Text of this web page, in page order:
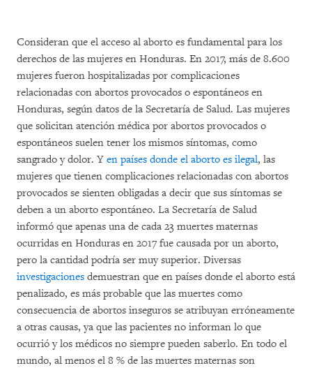
Consideran que el acceso al aborto es fundamental para los
derechos de las mujeres en Honduras. En 2017, más de 8.600
mujeres fueron hospitalizadas por complicaciones
relacionadas con abortos provocados o espontáneos en
Honduras, según datos de la Secretaría de Salud. Las mujeres
que solicitan atención médica por abortos provocados o
espontáneos suelen tener los mismos síntomas, como
sangrado y dolor. Y en países donde el aborto es ilegal, las
mujeres que tienen complicaciones relacionadas con abortos
provocados se sienten obligadas a decir que sus síntomas se
deben a un aborto espontáneo. La Secretaría de Salud
informó que apenas una de cada 23 muertes maternas
ocurridas en Honduras en 2017 fue causada por un aborto,
pero la cantidad podría ser muy superior. Diversas
investigaciones demuestran que en países donde el aborto está
penalizado, es más probable que las muertes como
consecuencia de abortos inseguros se atribuyan erróneamente
a otras causas, ya que las pacientes no informan lo que
ocurrió y los médicos no siempre pueden saberlo. En todo el
mundo, al menos el 8 % de las muertes maternas son